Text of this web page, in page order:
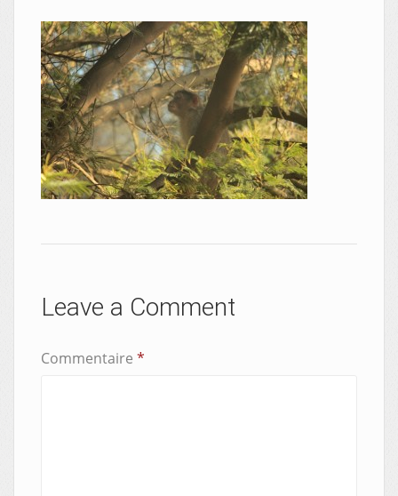
Leave a Comment
Commentaire *